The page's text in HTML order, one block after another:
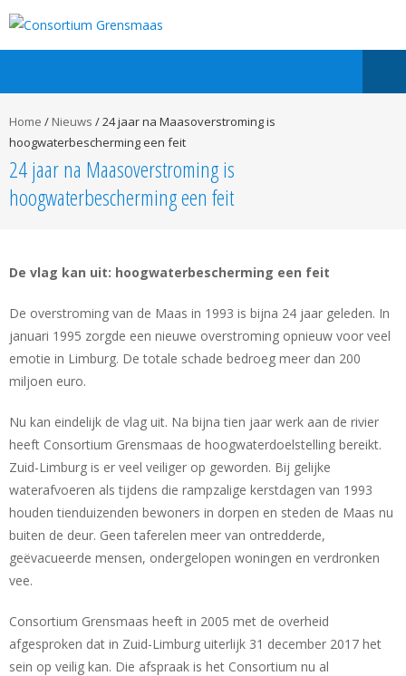
Home / Nieuws /24 jaar na Maasoverstroming is
hoogwaterbescherming een feit
24 jaar na Maasoverstroming is
hoogwaterbescherming een feit
De vlag kan uit: hoogwaterbescherming een feit
De overstroming van de Maas in 1993 is bijna 24 jaar geleden. In
januari 1995 zorgde een nieuwe overstroming opnieuw voor veel
emotie in Limburg. De totale schade bedroeg meer dan 200
miljoen euro.
Nu kan eindelijk de vlag uit. Na bijna tien jaar werk aan de rivier
heeft Consortium Grensmaas de hoogwaterdoelstelling bereikt.
Zuid-Limburg is er veel veiliger op geworden. Bij gelijke
waterafvoeren als tijdens die rampzalige kerstdagen van 1993
houden tienduizenden bewoners in dorpen en steden de Maas nu
buiten de deur. Geen taferelen meer van ontredderde,
geëvacueerde mensen, ondergelopen woningen en verdronken
vee.
Consortium Grensmaas heeft in 2005 met de overheid
afgesproken dat in Zuid-Limburg uiterlijk 31 december 2017 het
sein op veilig kan. Die afspraak is het Consortium nu al